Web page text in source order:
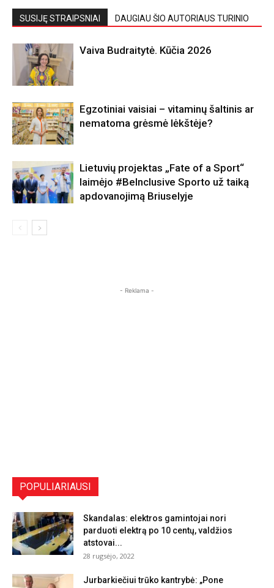
SUSIJĘ STRAIPSNIAI DAUGIAU ŠIO AUTORIAUS TURINIO
Vaiva Budraitytė. Kūčia 2026
Egzotiniai vaisiai – vitaminų šaltinis ar
nematoma grėsmė lėkštėje?
Lietuvių projektas „Fate of a Sport“
laimėjo #BeInclusive Sporto už taiką
apdovanojimą Briuselyje
- Reklama -
POPULIARIAUSI
Skandalas: elektros gamintojai nori
parduoti elektrą po 10 centų, valdžios
atstovai...
28 rugsėjo, 2022
Jurbarkiečiui trūko kantrybė: „Pone